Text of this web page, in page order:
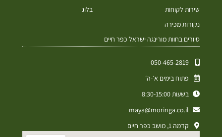
שירות לקוחות
נקודות מכירה
סיורים בחוות מורינגה ישראל כפר חיים
בלוג
050-465-2819⁩
פתוח בימים א׳-ה׳
בשעות 8:30-15:00
maya@moringa.co.il
קדמה 1, מושב כפר חיים